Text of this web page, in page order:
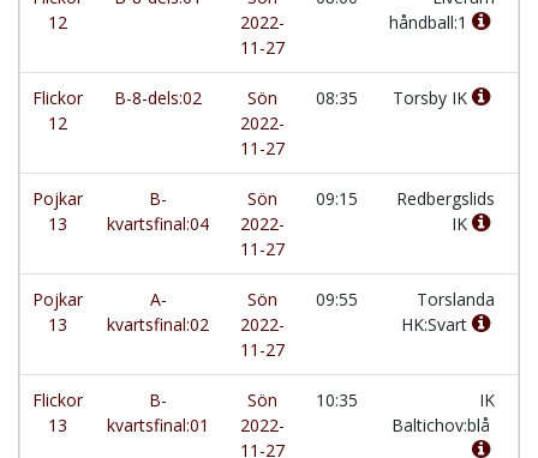
12
2022-
11-27
håndball:1
Flickor
12
B-8-dels:02
Sön
2022-
11-27
08:35 Torsby IK
Pojkar
13
B-
kvartsfinal:04
Sön
2022-
11-27
09:15
Redbergslids
IK
Pojkar
13
A-
kvartsfinal:02
Sön
2022-
11-27
09:55
Torslanda
HK:Svart
Flickor
13
B-
kvartsfinal:01
Sön
2022-
11-27
10:35
IK
Baltichov:blå